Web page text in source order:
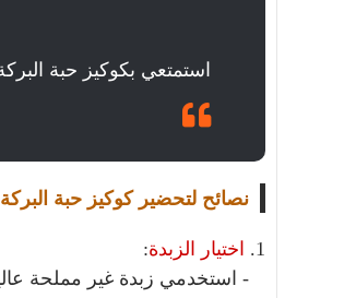
استمتعي بكوكيز حبة
نصائح لتحضير كوكيز حبة البركة
1. اختيار الزبدة:
- استخدمي زبدة غير مملحة